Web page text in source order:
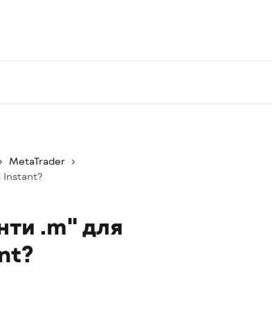
MetaTrader
Instant?
.m" для